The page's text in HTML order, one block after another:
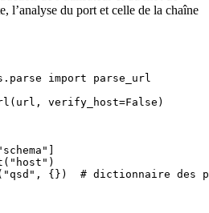
l’analyse du port et celle de la chaîne
import parse_url
( url , verify_host=False )
schema "
( " host " )
"qsd " , {} ) # dictionnaire des